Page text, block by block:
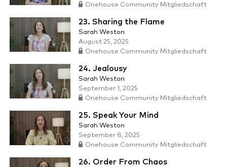
Onehouse Community Mitgliedschaft
23. Sharing the Flame
Sarah Weston
August 25, 2025
Onehouse Community Mitgliedschaft
24. Jealousy
Sarah Weston
September 1, 2025
Onehouse Community Mitgliedschaft
25. Speak Your Mind
Sarah Weston
September 8, 2025
Onehouse Community Mitgliedschaft
26. Order From Chaos